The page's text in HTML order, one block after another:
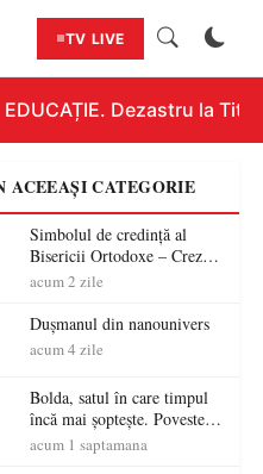
TV LIVE
Dezastru la
ACEEAȘI CATEGORIE
Simbolul de credinţă al
Bisericii Ortodoxe – Crezul
(3)
acum 2 zile
Dușmanul din nanounivers
acum 4 zile
Bolda, satul în care timpul
încă mai șoptește. Povestea
unei vetre de codreni cu
peste patru secole de istorie
acum 1 saptamana